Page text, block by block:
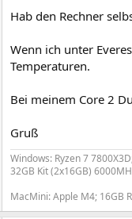
Hab den Rechner
Wenn ich unter
Temperaturen.
Bei meinem Core 2
Gruß
Windows: Ryzen 7
32GB Kit (2x16GB)
MacMini: Apple M4; 16GB